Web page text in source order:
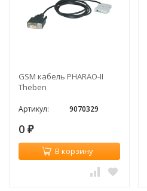
GSM кабель PHARAO-II
Theben
Артикул: 9070329
0 ₽
В корзину